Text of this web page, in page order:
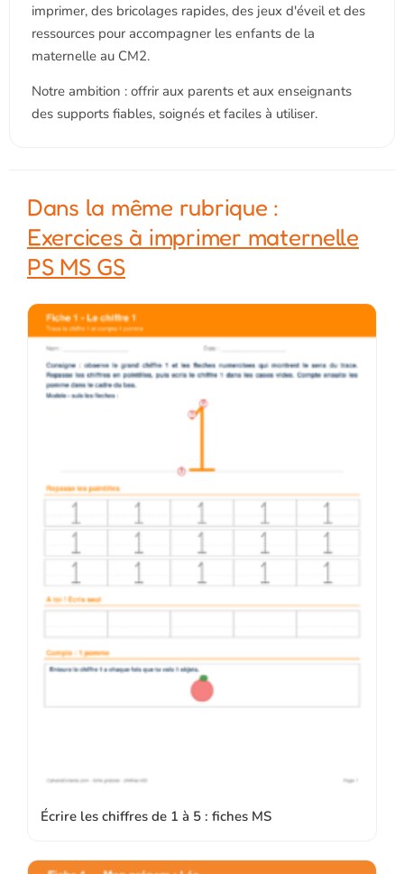
imprimer, des bricolages rapides, des jeux d'éveil et des
ressources pour accompagner les enfants de la
maternelle au CM2.
Notre ambition : offrir aux parents et aux enseignants
des supports fiables, soignés et faciles à utiliser.
Dans la même rubrique :
Exercices à imprimer maternelle
PS MS GS
Écrire les chiffres de 1 à 5 : fiches MS